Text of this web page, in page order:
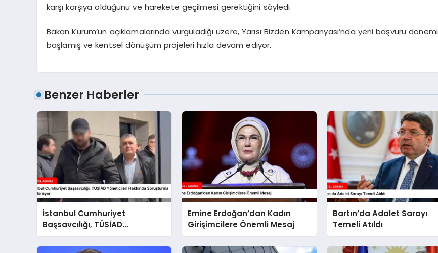
karşı karşıya olduğunu ve harekete geçilmesi gerektiğini söyledi.
Bakan Kurum’un açıklamalarında vurguladığı üzere, Yarısı Bizden Kampanyası’nda yeni başvuru dönemi
başlamış ve kentsel dönüşüm projeleri hızla devam ediyor.
Benzer Haberler
İstanbul Cumhuriyet
Başsavcılığı, TÜSİAD
Yöneticileri Hakkında
Soruşturma Sürdürüyor
Emine Erdoğan’dan Kadın
Girişimcilere Önemli Mesaj
Bartın’da Adalet Sarayı
Temeli Atıldı